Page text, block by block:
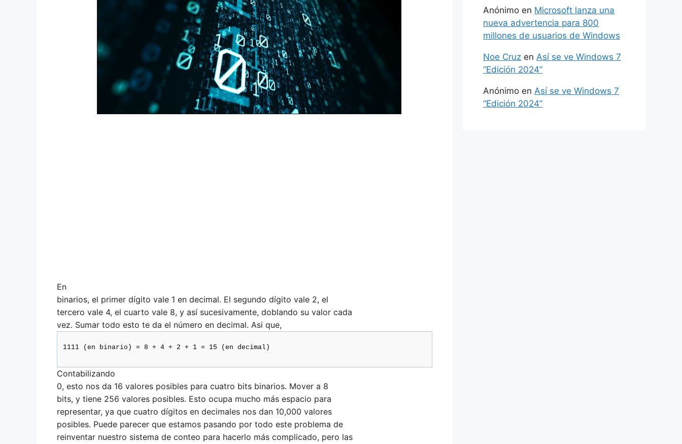
En
binarios, el primer dígito vale 1 en decimal. El segundo dígito vale 2, el
tercero vale 4, el cuarto vale 8, y así sucesivamente, doblando su valor cada
vez. Sumar todo esto te da el número en decimal. Asi que,
1111 (en binario) = 8 + 4 + 2 + 1 = 15 (en decimal)
Contabilizando
0, esto nos da 16 valores posibles para cuatro bits binarios. Mover a 8
bits, y tiene 256 valores posibles. Esto ocupa mucho más espacio para
representar, ya que cuatro dígitos en decimales nos dan 10,000 valores
posibles. Puede parecer que estamos pasando por todo este problema de
reinventar nuestro sistema de conteo para hacerlo más complicado, pero las
Anónimo en Microsoft lanza una
nueva advertencia para 800
millones de usuarios de Windows
Noe Cruz en Así se ve Windows 7
“Edición 2024”
Anónimo en Así se ve Windows 7
“Edición 2024”